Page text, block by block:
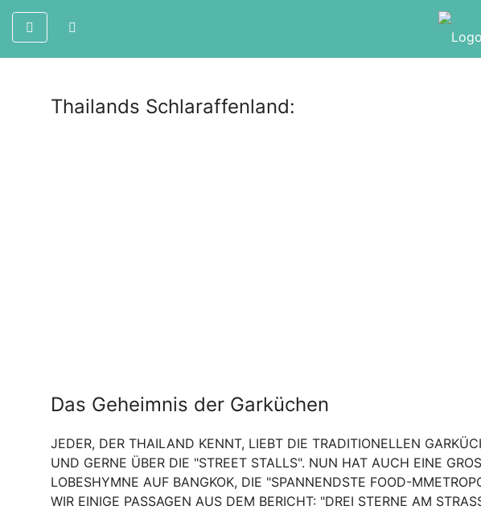
Thailands Schlaraffenland:
Das Geheimnis der Garküchen
JEDER, DER THAILAND KENNT, LIEBT DIE TRADITIONELLEN
UND GERNE ÜBER DIE "STREET STALLS". NUN HAT AUCH EINE
OBESHYMNE AUF BANGKOK, DIE "SPANNENDSTE FOOD-
IR EINIGE PASSAGEN AUS DEM BERICHT: "DREI STERNE AM